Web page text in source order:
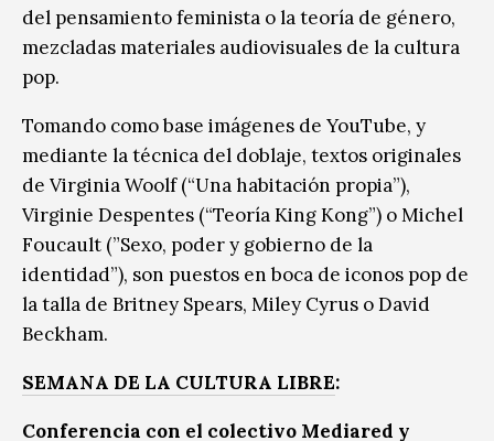
del pensamiento feminista o la teoría de género,
mezcladas materiales audiovisuales de la cultura
pop.
Tomando como base imágenes de YouTube, y
mediante la técnica del doblaje, textos originales
de Virginia Woolf (“Una habitación propia”),
Virginie Despentes (“Teoría King Kong”) o Michel
Foucault (”Sexo, poder y gobierno de la
identidad”), son puestos en boca de iconos pop de
la talla de Britney Spears, Miley Cyrus o David
Beckham.
SEMANA DE LA CULTURA LIBRE:
Conferencia con el colectivo Mediared y